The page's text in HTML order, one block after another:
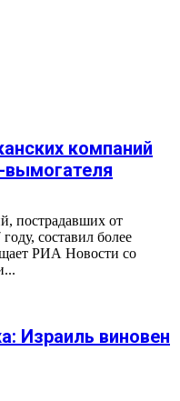
компаний
вымогателя
пострадавших от
составил более
РИА Новости со
Израиль виновен